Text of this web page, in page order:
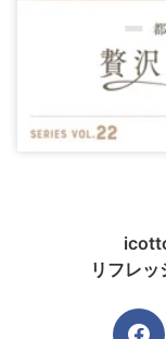
リフレ